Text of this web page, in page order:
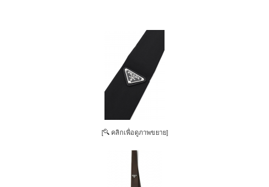
[ คลิกเพื่อดูภาพขยาย]